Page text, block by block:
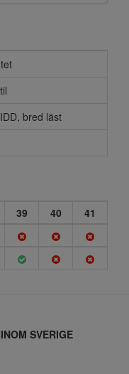
bred läst
39 40
41
SVERIGE